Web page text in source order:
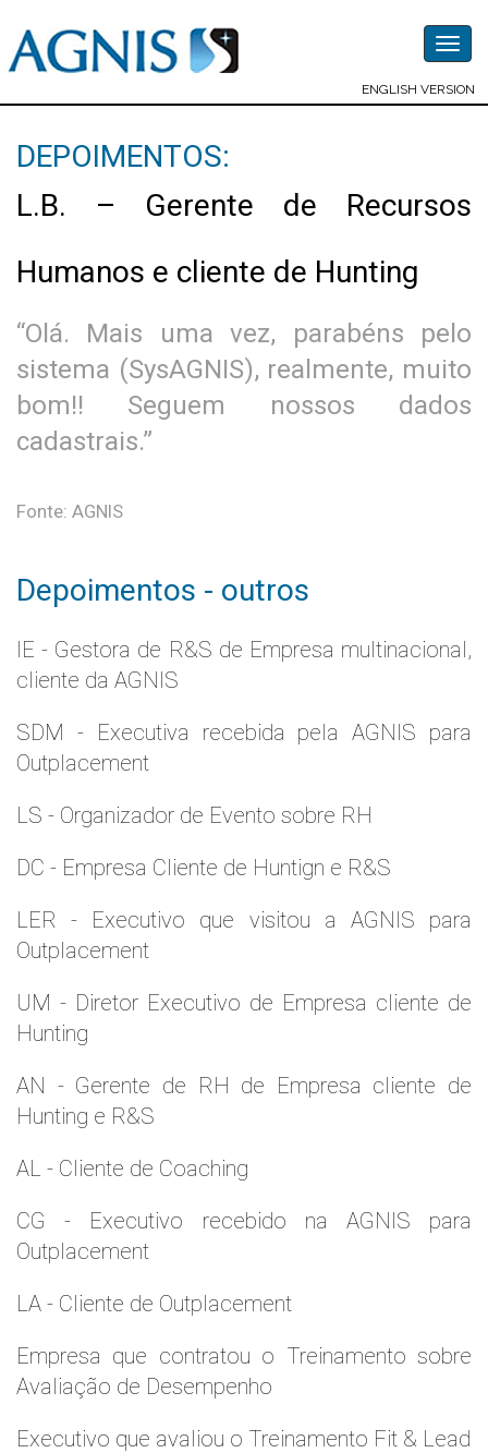
ENGLISH VERSION
DEPOIMENTOS:
L.B. – Gerente de Recursos
Humanos e cliente de Hunting
“Olá. Mais uma vez, parabéns pelo
sistema (SysAGNIS), realmente, muito
bom!! Seguem nossos dados
cadastrais.”
Fonte: AGNIS
Depoimentos - outros
IE - Gestora de R&S de Empresa multinacional,
cliente da AGNIS
SDM - Executiva recebida pela AGNIS para
Outplacement
LS - Organizador de Evento sobre RH
DC - Empresa Cliente de Huntign e R&S
LER - Executivo que visitou a AGNIS para
Outplacement
UM - Diretor Executivo de Empresa cliente de
Hunting
AN - Gerente de RH de Empresa cliente de
Hunting e R&S
AL - Cliente de Coaching
CG - Executivo recebido na AGNIS para
Outplacement
LA - Cliente de Outplacement
Empresa que contratou o Treinamento sobre
Avaliação de Desempenho
Executivo que avaliou o Treinamento Fit & Lead